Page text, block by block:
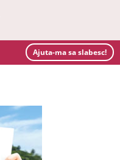
Ajuta-ma sa slabesc!